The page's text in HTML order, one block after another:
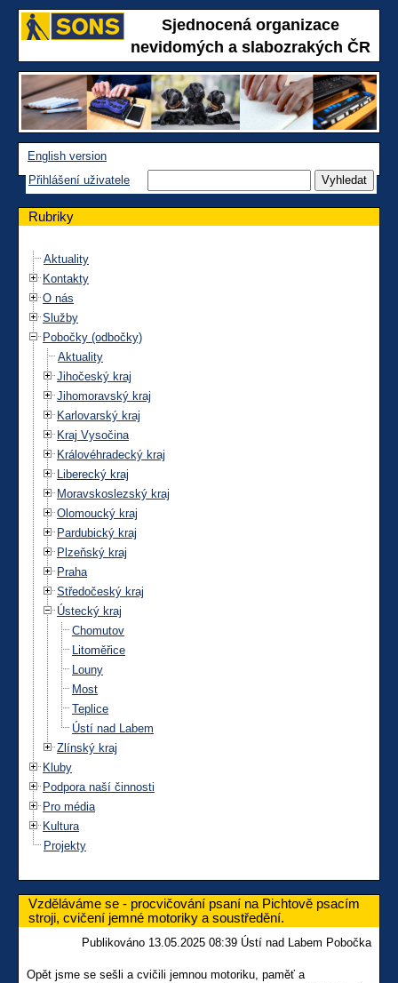
Sjednocená organizace
nevidomých a slabozrakých ČR
English version
Přihlášení uživatele
Rubriky
Aktuality
Kontakty
O nás
Služby
Pobočky (odbočky)
Aktuality
Jihočeský kraj
Jihomoravský kraj
Karlovarský kraj
Kraj Vysočina
Královéhradecký kraj
Liberecký kraj
Moravskoslezský kraj
Olomoucký kraj
Pardubický kraj
Plzeňský kraj
Praha
Středočeský kraj
Ústecký kraj
Chomutov
Litoměřice
Louny
Most
Teplice
Ústí nad Labem
Zlínský kraj
Kluby
Podpora naší činnosti
Pro média
Kultura
Projekty
Vzděláváme se - procvičování psaní na Pichtově psacím
stroji, cvičení jemné motoriky a soustředění.
Publikováno 13.05.2025 08:39 Ústí nad Labem Pobočka
Opět jsme se sešli a cvičili jemnou motoriku, paměť a